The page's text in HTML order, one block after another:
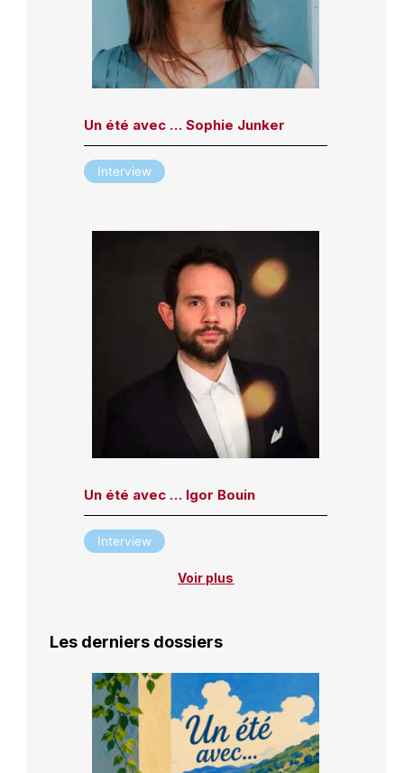
Un été avec … Sophie Junker
Interview
Un été avec … Igor Bouin
Interview
Voir plus
Les derniers dossiers